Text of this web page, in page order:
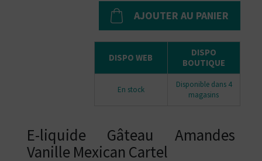
AJOUTER AU PANIER
DISPO WEB
DISPO
BOUTIQUE
En stock
Disponible dans 4
magasins
E-liquide Gâteau Amandes
Vanille Mexican Cartel